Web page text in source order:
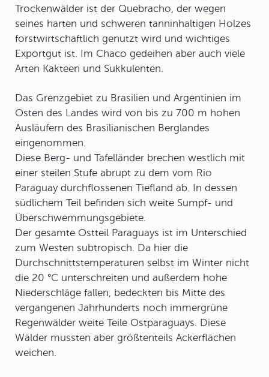
Trockenwälder ist der Quebracho, der wegen
seines harten und schweren tanninhaltigen Holzes
forstwirtschaftlich genutzt wird und wichtiges
Exportgut ist. Im Chaco gedeihen aber auch viele
Arten Kakteen und Sukkulenten.
Das Grenzgebiet zu Brasilien und Argentinien im
Osten des Landes wird von bis zu 700 m hohen
Ausläufern des Brasilianischen Berglandes
eingenommen.
Diese Berg- und Tafelländer brechen westlich mit
einer steilen Stufe abrupt zu dem vom Rio
Paraguay durchflossenen Tiefland ab. In dessen
südlichem Teil befinden sich weite Sumpf- und
Überschwemmungsgebiete.
Der gesamte Ostteil Paraguays ist im Unterschied
zum Westen subtropisch. Da hier die
Durchschnittstemperaturen selbst im Winter nicht
die 20 °C unterschreiten und außerdem hohe
Niederschläge fallen, bedeckten bis Mitte des
vergangenen Jahrhunderts noch immergrüne
Regenwälder weite Teile Ostparaguays. Diese
Wälder mussten aber größtenteils Ackerflächen
weichen.